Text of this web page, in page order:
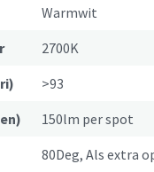
Warmwit
2700K
>93
150lm per spot
80Deg, Als extra